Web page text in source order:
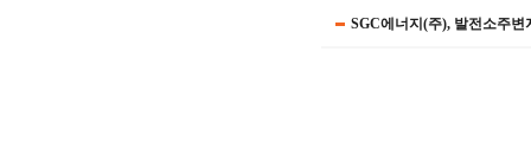
SGC에너지(주), 발전소주변